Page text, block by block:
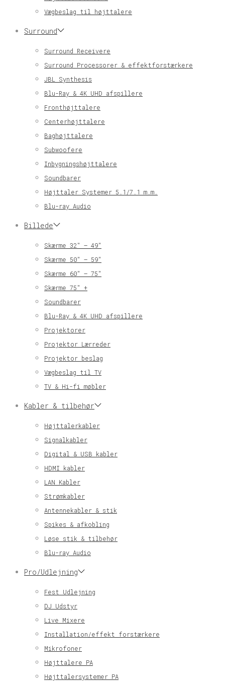
Vægbeslag til højttalere
Surround
Surround Receivere
Surround Processorer & effektforstærkere
JBL Synthesis
Blu-Ray & 4K UHD afspillere
Fronthøjttalere
Centerhøjttalere
Baghøjttalere
Subwoofere
Inbygningshøjttalere
Soundbarer
Højttaler Systemer 5.1/7.1 m.m.
Blu-ray Audio
Billede
Skærme 32″ – 49″
Skærme 50″ – 59″
Skærme 60″ – 75″
Skærme 75″ +
Soundbarer
Blu-Ray & 4K UHD afspillere
Projektorer
Projektor Lærreder
Projektor beslag
Vægbeslag til TV
TV & Hi-fi møbler
Kabler & tilbehør
Højttalerkabler
Signalkabler
Digital & USB kabler
HDMI kabler
LAN Kabler
Strømkabler
Antennekabler & stik
Spikes & afkobling
Løse stik & tilbehør
Blu-ray Audio
Pro/Udlejning
Fest Udlejning
DJ Udstyr
Live Mixere
Installation/effekt forstærkere
Mikrofoner
Højttalere PA
Højttalersystemer PA